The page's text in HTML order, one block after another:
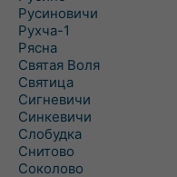
Русиновичи
Рухча-1
Рясна
Святая Воля
Святица
Сигневичи
Синкевичи
Слобудка
Снитово
Соколово